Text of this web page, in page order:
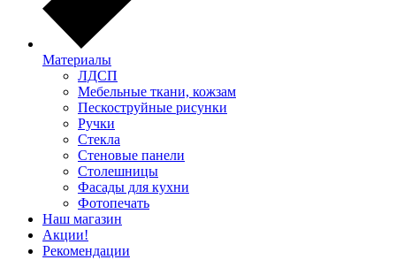
Материалы
ЛДСП
Мебельные ткани, кожзам
Пескоструйные рисунки
Ручки
Стекла
Стеновые панели
Столешницы
Фасады для кухни
Фотопечать
Наш магазин
Акции!
Рекомендации